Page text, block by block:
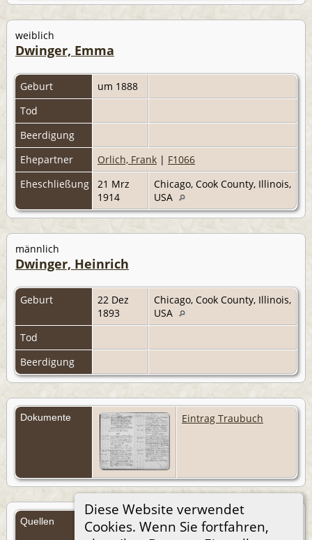
Diese Website verwendet
Cookies. Wenn Sie fortfahren,
weiblich
Dwinger, Emma
Geburt
um 1888
Tod
Beerdigung
Ehepartner
Orlich, Frank | F1066
Eheschließung
21 Mrz
1914
Chicago, Cook County, Illinois,
USA
männlich
Dwinger, Heinrich
Geburt
22 Dez
1893
Chicago, Cook County, Illinois,
USA
Tod
Beerdigung
Dokumente Eintrag Traubuch
Quellen
Quellen (Anmelden)